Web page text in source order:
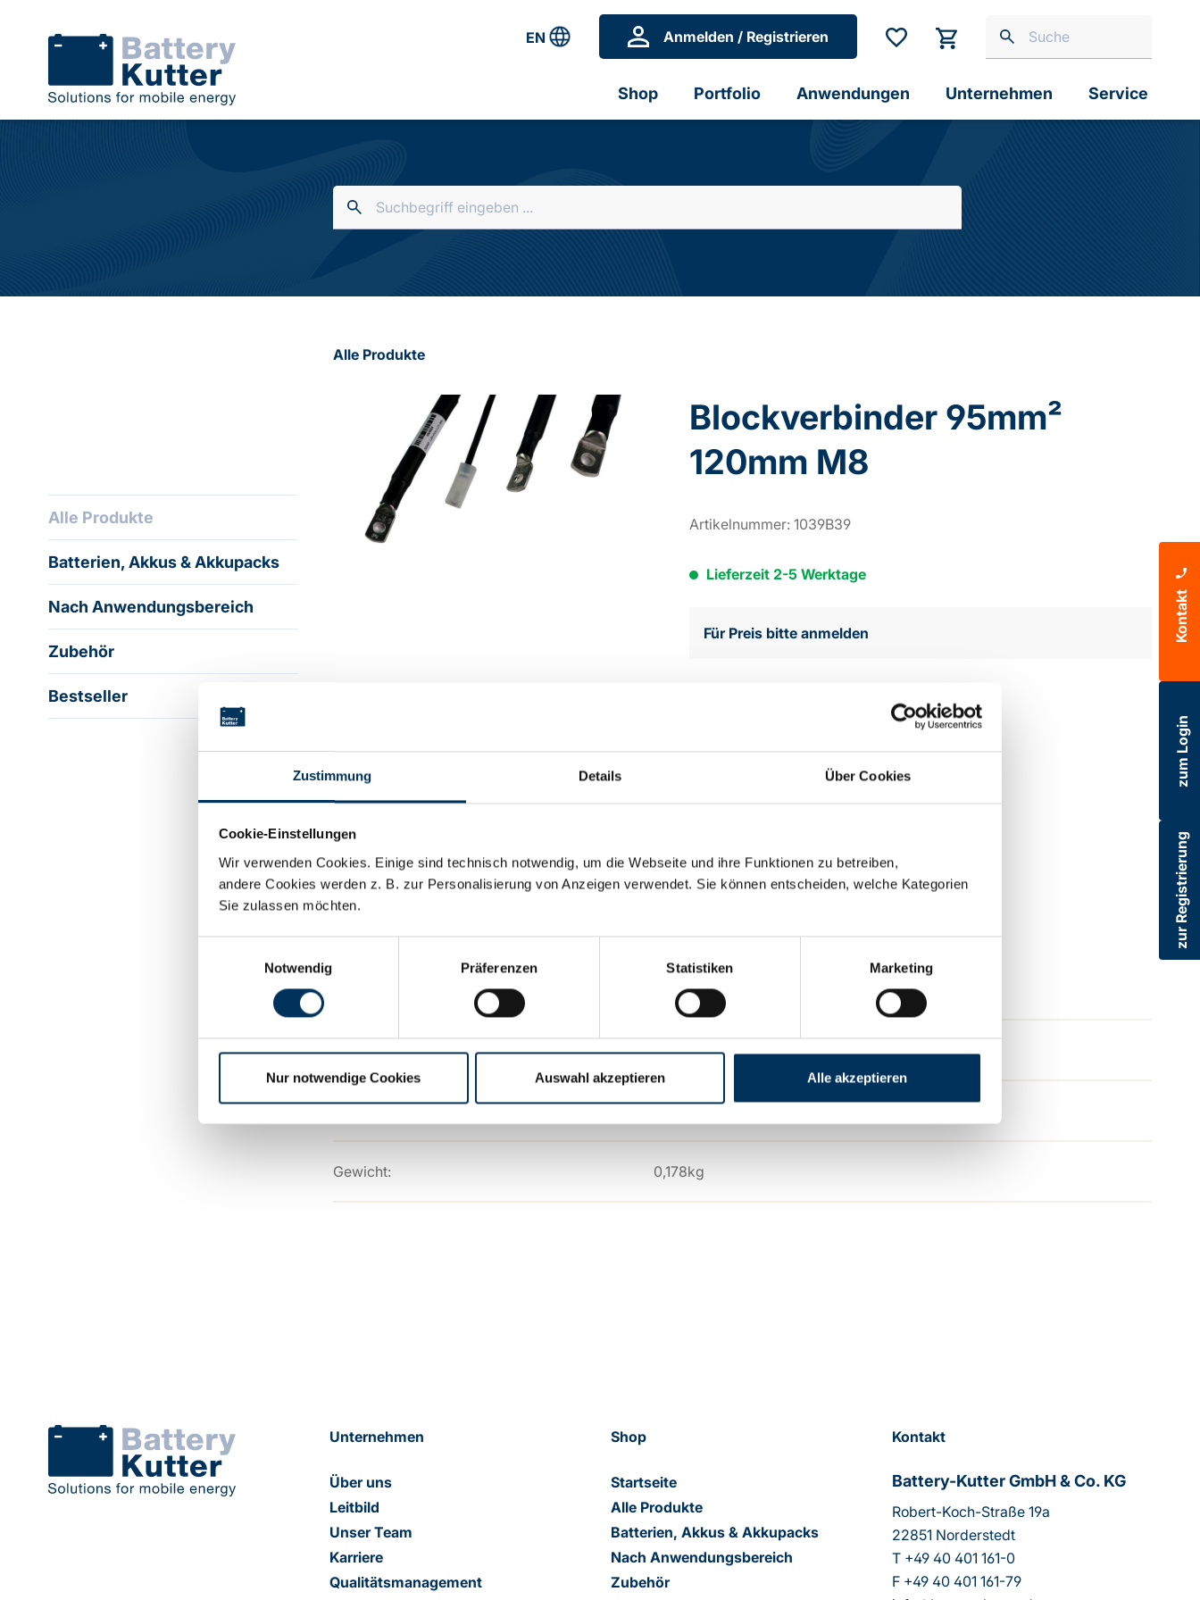
Zustimmung Details Über Cookies
Cookie-Einstellungen
Wir verwenden Cookies. Einige sind technisch notwendig, um die Webseite und ihre Funktionen zu betreiben,
andere Cookies werden z. B. zur Personalisierung von Anzeigen verwendet. Sie können entscheiden, welche Kategorien
Sie zulassen möchten.
Notwendig
Präferenzen Statistiken Marketing
Nur notwendige Cookies Auswahl akzeptieren Alle akzeptieren
EN Anmelden / Registrieren
Shop Portfolio Anwendungen Unternehmen Service
Alle Produkte
Batterien, Akkus & Akkupacks
Nach Anwendungsbereich
Zubehör
Bestseller
Alle Produkte
Blockverbinder 95mm²
120mm M8
Artikelnummer: 1039B39
Lieferzeit 2-5 Werktage
Für Preis bitte anmelden
Beschreibung
Lochabstand 120mm, M8, Querschnitt 95mm², max. Strom 416A, NSGAFÖU, (high flexibility)
0,416Ah
Länge: 120mm
Gewicht: 0,178kg
Kontakt
zum Login
zur Registrierung
Unternehmen
Über uns
Leitbild
Unser Team
Karriere
Qualitätsmanagement
Shop
Startseite
Alle Produkte
Batterien, Akkus & Akkupacks
Nach Anwendungsbereich
Zubehör
Kontakt
Battery-Kutter GmbH & Co. KG
Robert-Koch-Straße 19a
22851 Norderstedt
T +49 40 401 161-0
F +49 40 401 161-79